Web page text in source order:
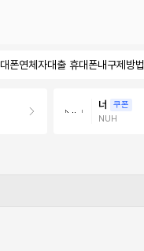
폰연체자대출 휴대폰내구제방법
너
쿠폰
NUH